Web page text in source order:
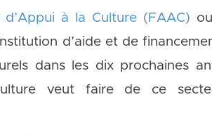
à la Culture (FAAC)
d’aide et de
dans les dix prochaines
veut faire de ce